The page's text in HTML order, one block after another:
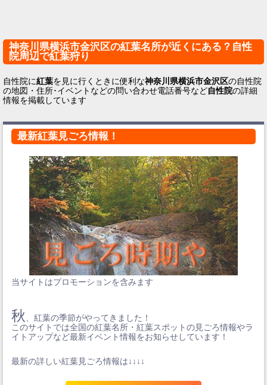
神奈川県横浜市金沢区の紅葉名所が近くにある？自性
院周辺で紅葉狩り
自性院に紅葉を見に行くときに便利な神奈川県横浜市金沢区の自性院
の地図・住所･イベントなどの問い合わせ電話番号など自性院の詳細
情報を掲載しています
最新紅葉見ごろ情報！
当サイトはプロモーションを含みます
秋
、紅葉の季節がやってきました！
このサイトでは全国の紅葉名所・紅葉スポットの見ごろ情報やラ
イトアップなど最新イベント情報をお知らせしています！
最新の詳しい紅葉見ごろ情報は↓↓↓↓